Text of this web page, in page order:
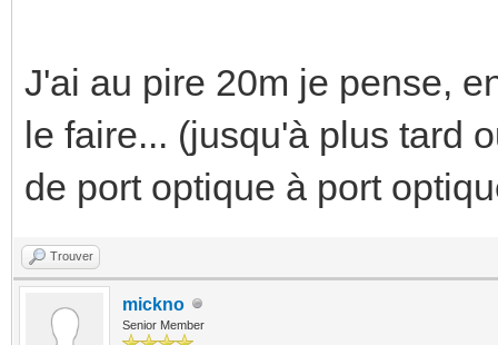
J'ai au pire 20m je pense,
le faire... (jusqu'à plus tard
de port optique à port
Trouver
mickno
Senior Member